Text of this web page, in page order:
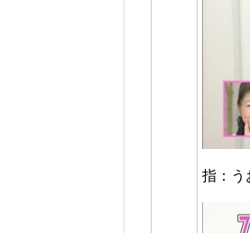
指：う